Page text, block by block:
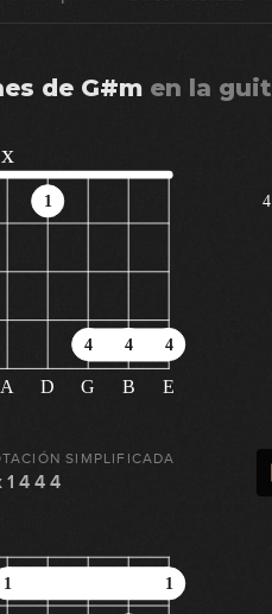
de G#m en la
A D G B E
4 4 4
x
1
SIMPLIFICADA
1 4 4 4
4
1 1